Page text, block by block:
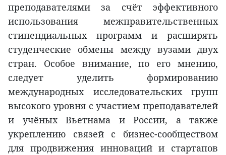
преподавателями за счёт эффективного
использования межправительственных
стипендиальных программ и расширять
студенческие обмены между вузами двух
стран. Особое внимание, по его мнению,
следует уделить формированию
международных исследовательских групп
высокого уровня с участием преподавателей
и учёных Вьетнама и России, а также
укреплению связей с бизнес-сообществом
для продвижения инноваций и стартапов